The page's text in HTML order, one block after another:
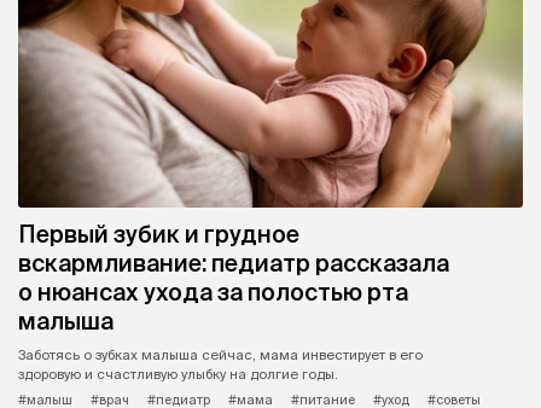
Первый зубик и грудное
вскармливание: педиатр рассказала
о нюансах ухода за полостью рта
малыша
Заботясь о зубках малыша сейчас, мама инвестирует в его
здоровую и счастливую улыбку на долгие годы.
#малыш
#врач #педиатр #мама #питание #уход
#советы